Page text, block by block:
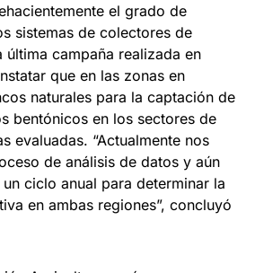
el grado de
sistemas de colectores de
última campaña realizada en
que en las zonas en
naturales para la captación de
bentónicos en los sectores de
evaluadas. “Actualmente nos
de análisis de datos y aún
ciclo anual para determinar la
en ambas regiones”, concluyó